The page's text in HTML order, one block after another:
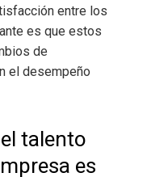
entre los
es que estos
de
el desempeño
talento
es